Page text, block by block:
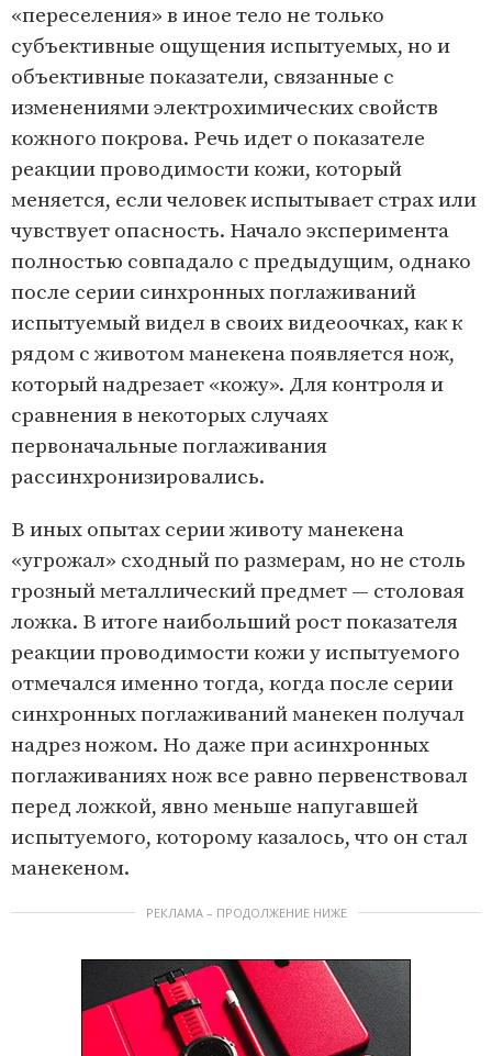
«переселения» в иное тело не только
субъективные ощущения испытуемых, но и
объективные показатели, связанные с
изменениями электрохимических свойств
кожного покрова. Речь идет о показателе
реакции проводимости кожи, который
меняется, если человек испытывает страх или
чувствует опасность. Начало эксперимента
полностью совпадало с предыдущим, однако
после серии синхронных поглаживаний
испытуемый видел в своих видеоочках, как к
рядом с животом манекена появляется нож,
который надрезает «кожу». Для контроля и
сравнения в некоторых случаях
первоначальные поглаживания
рассинхронизировались.
В иных опытах серии животу манекена
«угрожал» сходный по размерам, но не столь
грозный металлический предмет — столовая
ложка. В итоге наибольший рост показателя
реакции проводимости кожи у испытуемого
отмечался именно тогда, когда после серии
синхронных поглаживаний манекен получал
надрез ножом. Но даже при асинхронных
поглаживаниях нож все равно первенствовал
перед ложкой, явно меньше напугавшей
испытуемого, которому казалось, что он стал
манекеном.
РЕКЛАМА – ПРОДОЛЖЕНИЕ НИЖЕ